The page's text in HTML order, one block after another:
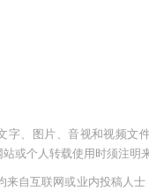
字、图片、音视和视频文
或个人转载使用时须注明
自互联网或业内投稿人